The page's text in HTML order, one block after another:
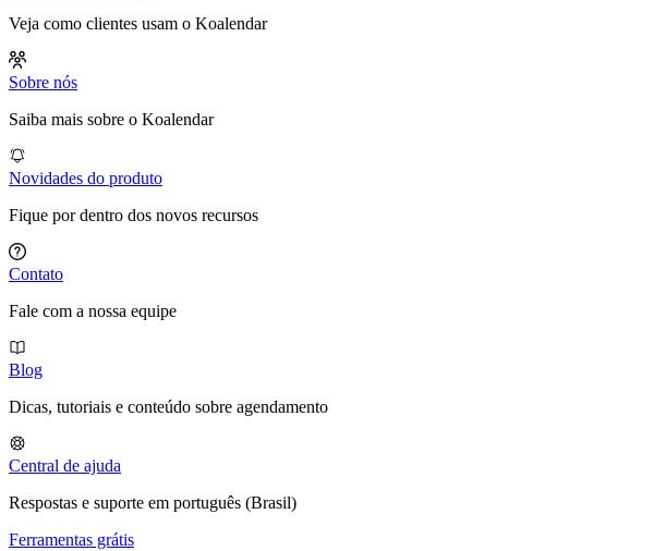
Veja como clientes usam o Koalendar
Sobre nós
Saiba mais sobre o Koalendar
Novidades do produto
Fique por dentro dos novos recursos
Contato
Fale com a nossa equipe
Blog
Dicas, tutoriais e conteúdo sobre agendamento
Central de ajuda
Respostas e suporte em português (Brasil)
Ferramentas grátis